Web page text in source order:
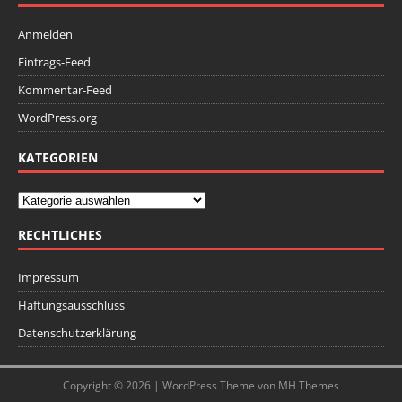
Anmelden
Eintrags-Feed
Kommentar-Feed
WordPress.org
KATEGORIEN
RECHTLICHES
Impressum
Haftungsausschluss
Datenschutzerklärung
Copyright © 2026 | WordPress Theme von MH Themes